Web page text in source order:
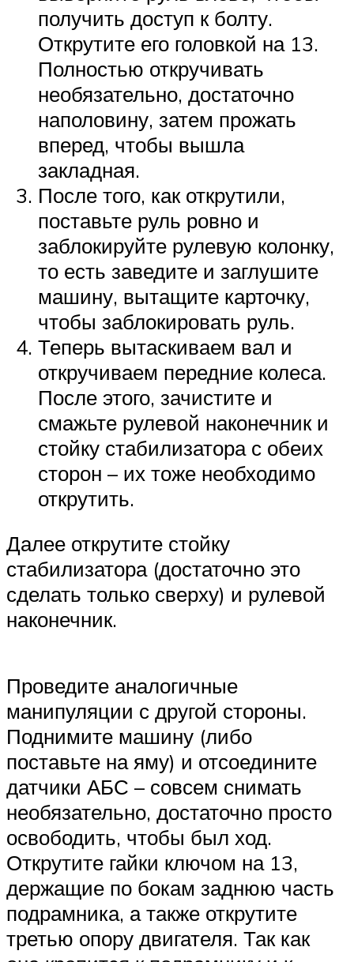
получить доступ к болту.
Открутите его головкой на 13.
Полностью откручивать
необязательно, достаточно
наполовину, затем прожать
вперед, чтобы вышла
закладная.
После того, как открутили,
поставьте руль ровно и
заблокируйте рулевую колонку,
то есть заведите и заглушите
машину, вытащите карточку,
чтобы заблокировать руль.
Теперь вытаскиваем вал и
откручиваем передние колеса.
После этого, зачистите и
смажьте рулевой наконечник и
стойку стабилизатора с обеих
сторон – их тоже необходимо
открутить.
Далее открутите стойку
стабилизатора (достаточно это
сделать только сверху) и рулевой
наконечник.
Проведите аналогичные
манипуляции с другой стороны.
Поднимите машину (либо
поставьте на яму) и отсоедините
датчики АБС – совсем снимать
необязательно, достаточно просто
освободить, чтобы был ход.
Открутите гайки ключом на 13,
держащие по бокам заднюю часть
подрамника, а также открутите
третью опору двигателя. Так как